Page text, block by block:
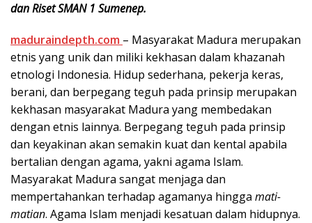
dan Riset SMAN 1 Sumenep.
maduraindepth.com – Masyarakat Madura merupakan
etnis yang unik dan miliki kekhasan dalam khazanah
etnologi Indonesia. Hidup sederhana, pekerja keras,
berani, dan berpegang teguh pada prinsip merupakan
kekhasan masyarakat Madura yang membedakan
dengan etnis lainnya. Berpegang teguh pada prinsip
dan keyakinan akan semakin kuat dan kental apabila
bertalian dengan agama, yakni agama Islam.
Masyarakat Madura sangat menjaga dan
mempertahankan terhadap agamanya hingga mati-
matian. Agama Islam menjadi kesatuan dalam hidupnya.